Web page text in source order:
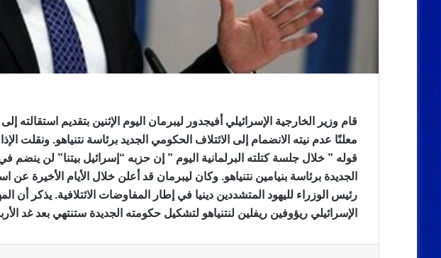
قام وزير الخارجية الإسرائيلي أفيجدور ليبرمان اليوم الإثنين بتقديم استقالته
معلنًا عدم نيته الانضمام إلى الائتلاف الحكومي الجديد برئاسة نتنياهو. ونقلت
قوله ” خلال جلسة كتلته البرلمانية اليوم ” إن حزبه “إسرائيل بيتنا” لن ينضم
الجديدة برئاسة بنيامين نتنياهو. وكان ليبرمان قد أعلن خلال الأيام الأخيرة عن
رئيس الوزراء لليهود المتشددين دينيا في إطار المفاوضات الائتلافية. يذكر أن
الإسرائيلي ريؤوفين ريفلين لنتنياهو لتشكيل حكومته الجديدة ستنتهي بعد غد